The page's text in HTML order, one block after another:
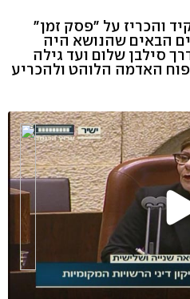
והכריז על "פסק זמן"
הבאים שהנושא היה
סילבן שלום ועד גילה
האדמה הלוהט ולהכריע